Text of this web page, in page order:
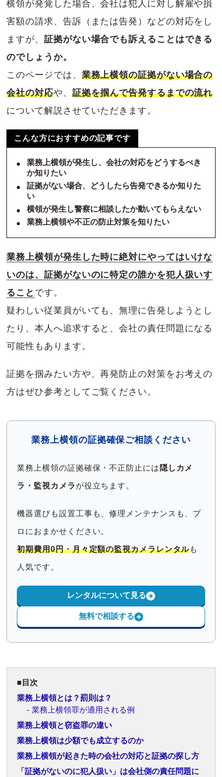
横領が発覚した場合、会社は犯人に対し解雇や損
害額の請求、告訴（または告発）などの対応をし
ますが、証拠がない場合でも訴えることはできる
のでしょうか。
このページでは、 業務上横領の証拠がない場合の
会社の対応や、 証拠を掴んで告発するまでの流れ
について解説させていただきます。
こんな方におすすめの記事です
業務上横領が発生し、会社の対応をどうするべき
か知りたい
証拠がない場合、どうしたら告発できるか知りた
い
横領が発生し警察に相談したか動いてもらえない
業務上横領や不正の防止対策を知りたい
業務上横領が発生した時に絶対にやってはいけな
いのは、証拠がないのに特定の誰かを犯人扱いす
ること です。
疑わしい従業員がいても、無理に告発しようとし
たり、本人へ追求すると、会社の責任問題になる
可能性もあります。
証拠を掴みたい方や、再発防止の対策をお考えの
方はぜひ参考としてご覧ください。
業務上横領の証拠確保ご相談ください
業務上横領の証拠確保・不正防止には 隠しカメ
ラ・監視カメラ が役立ちます。
機器選びも設置工事も、修理メンテナンスも、プ
ロにおまかせください。
初期費用0円・月々定額の監視カメラレンタルも
人気です。
レンタルについて見る
無料で相談する
目次
業務上横領とは？罰則は？
業務上横領罪が適用される例
業務上横領と窃盗罪の違い
業務上横領は少額でも成立するのか
業務上横領が起きた時の会社の対応と証拠の探し方
「証拠がないのに犯人扱い」は会社側の責任問題に